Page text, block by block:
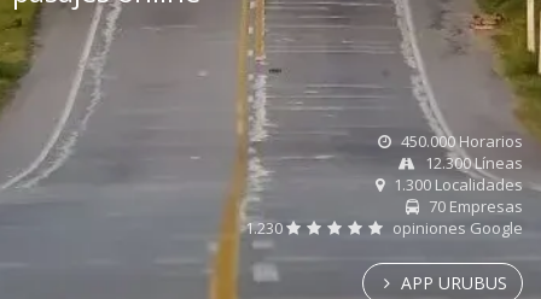
450.000 Horarios
12.300 Líneas
1.300 Localidades
70 Empresas
1.230
opiniones Google
APP URUBUS